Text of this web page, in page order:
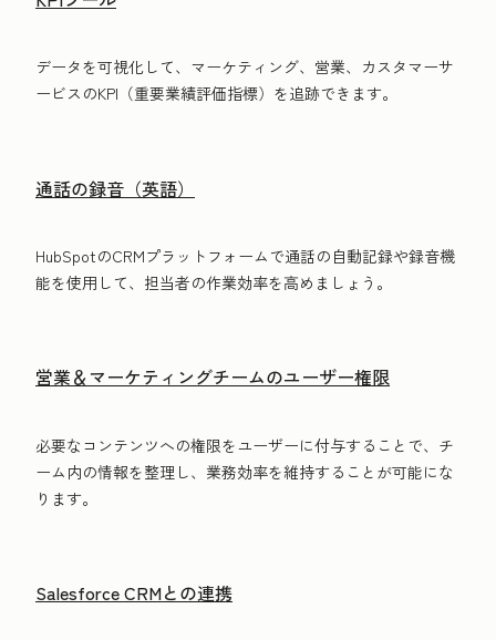
データを可視化して、マーケティング、営業、カスタマーサ
ービスのKPI（重要業績評価指標）を追跡できます。
通話の録音（英語）
HubSpotのCRMプラットフォームで通話の自動記録や録音機
能を使用して、担当者の作業効率を高めましょう。
営業＆マーケティングチームのユーザー権限
必要なコンテンツへの権限をユーザーに付与することで、チ
ーム内の情報を整理し、業務効率を維持することが可能にな
ります。
Salesforce CRMとの連携